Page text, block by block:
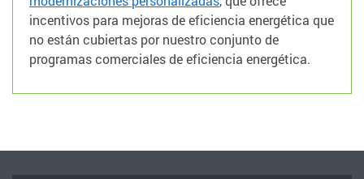
incentivos para mejoras de eficiencia energética que
no están cubiertas por nuestro conjunto de
programas comerciales de eficiencia energética.